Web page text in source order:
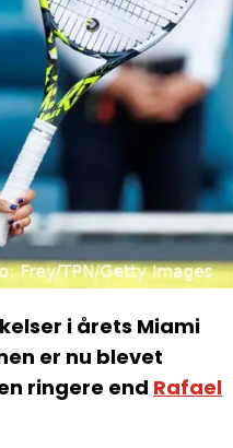
i årets Miami
er nu blevet
ringere end Rafael